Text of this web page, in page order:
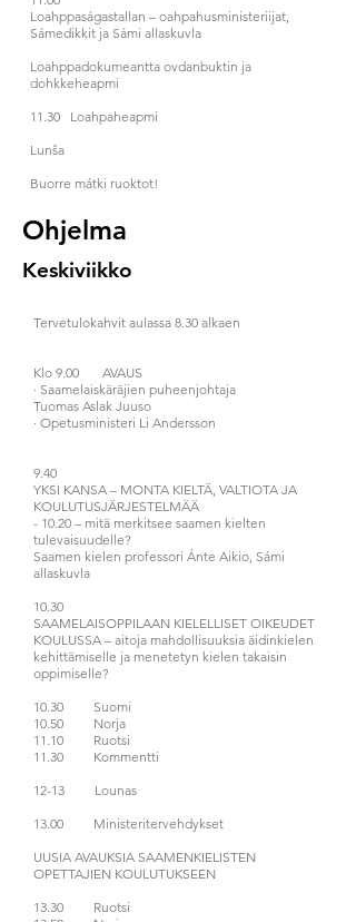
Ohjelma
Keskiviikko
Tervetulokahvit aulassa 8.30 alkaen
Klo 9.00 AVAUS
· Saamelaiskäräjien puheenjohtaja
Tuomas Aslak Juuso
· Opetusministeri Li Andersson
9.40
YKSI KANSA – MONTA KIELTÄ, VALTIOTA JA
KOULUTUSJÄRJESTELMÄÄ
- 10.20 – mitä merkitsee saamen kielten
tulevaisuudelle?
Saamen kielen professori Ánte Aikio, Sámi
allaskuvla
10.30
SAAMELAISOPPILAAN KIELELLISET OIKEUDET
KOULUSSA – aitoja mahdollisuuksia äidinkielen
kehittämiselle ja menetetyn kielen takaisin
oppimiselle?
10.30 Suomi
10.50 Norja
11.10 Ruotsi
11.30 Kommentti
12-13 Lounas
13.00 Ministeritervehdykset
UUSIA AVAUKSIA SAAMENKIELISTEN
OPETTAJIEN KOULUTUKSEEN
13.30 Ruotsi
Loahppaságastallan – oahpahusministeriijat,
Sámedikkit ja Sámi allaskuvla
Loahppadokumeantta ovdanbuktin ja
dohkkeheapmi
11.30 Loahpaheapmi
Lunša
Buorre mátki ruoktot!